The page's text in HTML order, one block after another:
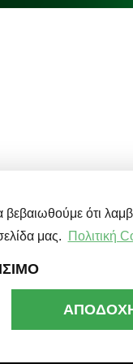
ότι
μας.
Πολιτική